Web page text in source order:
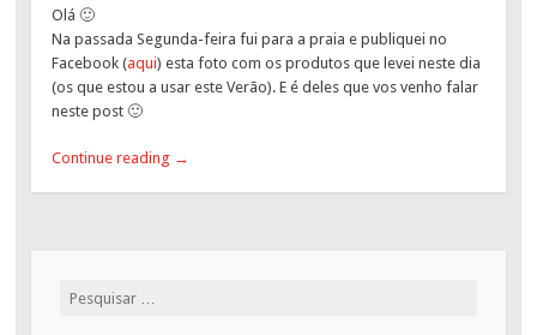
Olá 🙂
Na passada Segunda-feira fui para a praia e publiquei no
Facebook (aqui) esta foto com os produtos que levei neste dia
(os que estou a usar este Verão). E é deles que vos venho falar
neste post 🙂
Continue reading →
Pesquisar